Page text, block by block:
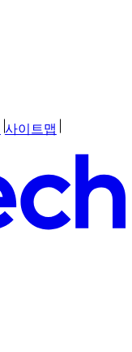
사이트맵